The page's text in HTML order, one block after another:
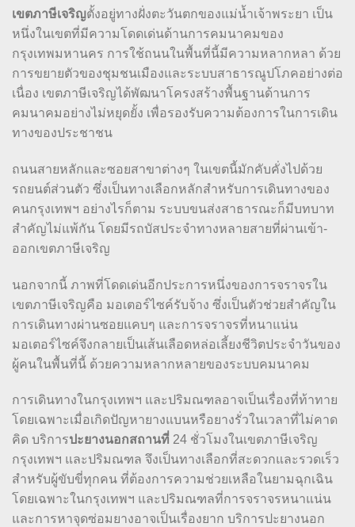
เขตภาษีเจริญตั้งอยู่ทางฝั่งตะวันตกของแม่น้ำเจ้าพระยา เป็น
หนึ่งในเขตที่มีความโดดเด่นด้านการคมนาคมของ
กรุงเทพมหานคร การใช้ถนนในพื้นที่นี้มีความหลากหลา ด้วย
การขยายตัวของชุมชนเมืองและระบบสาธารณูปโภคอย่างต่อ
เนื่อง เขตภาษีเจริญได้พัฒนาโครงสร้างพื้นฐานด้านการ
คมนาคมอย่างไม่หยุดยั้ง เพื่อรองรับความต้องการในการเดิน
ทางของประชาชน
ถนนสายหลักและซอยสาขาต่างๆ ในเขตนี้มักคับคั่งไปด้วย
รถยนต์ส่วนตัว ซึ่งเป็นทางเลือกหลักสำหรับการเดินทางของ
คนกรุงเทพฯ อย่างไรก็ตาม ระบบขนส่งสาธารณะก็มีบทบาท
สำคัญไม่แพ้กัน โดยมีรถบัสประจำทางหลายสายที่ผ่านเข้า-
ออกเขตภาษีเจริญ
นอกจากนี้ ภาพที่โดดเด่นอีกประการหนึ่งของการจราจรใน
เขตภาษีเจริญคือ มอเตอร์ไซค์รับจ้าง ซึ่งเป็นตัวช่วยสำคัญใน
การเดินทางผ่านซอยแคบๆ และการจราจรที่หนาแน่น
มอเตอร์ไซค์จึงกลายเป็นเส้นเลือดหล่อเลี้ยงชีวิตประจำวันของ
ผู้คนในพื้นที่นี้ ด้วยความหลากหลายของระบบคมนาคม
การเดินทางในกรุงเทพฯ และปริมณฑลอาจเป็นเรื่องที่ท้าทาย
โดยเฉพาะเมื่อเกิดปัญหายางแบนหรือยางรั่วในเวลาที่ไม่คาด
คิด บริการปะยางนอกสถานที่ 24 ชั่วโมงในเขตภาษีเจริญ
กรุงเทพฯ และปริมณฑล จึงเป็นทางเลือกที่สะดวกและรวดเร็ว
สำหรับผู้ขับขี่ทุกคน ที่ต้องการความช่วยเหลือในยามฉุกเฉิน
โดยเฉพาะในกรุงเทพฯ และปริมณฑลที่การจราจรหนาแน่น
และการหาจุดซ่อมยางอาจเป็นเรื่องยาก บริการปะยางนอก